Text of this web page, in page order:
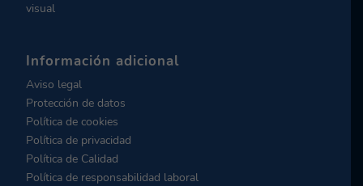
visual
Información adicional
Aviso legal
Protección de datos
Política de cookies
Política de privacidad
Política de Calidad
Política de responsabilidad laboral